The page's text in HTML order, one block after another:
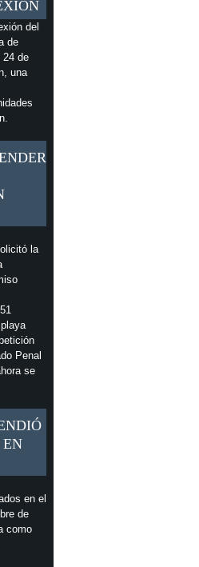
del
de
24 de
una
la
Penal
se
EN
en el
de
como